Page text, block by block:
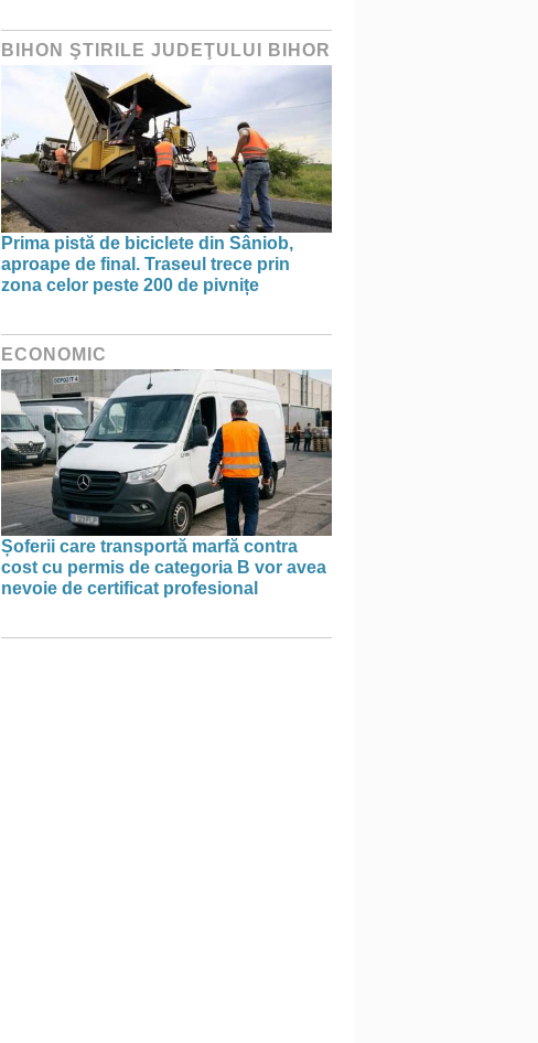
BIHON ŞTIRILE JUDEŢULUI BIHOR
Prima pistă de biciclete din Sâniob,
aproape de final. Traseul trece prin
zona celor peste 200 de pivnițe
ECONOMIC
Șoferii care transportă marfă contra
cost cu permis de categoria B vor avea
nevoie de certificat profesional